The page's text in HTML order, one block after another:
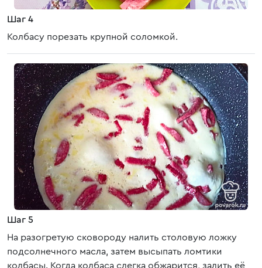
Шаг 4
Колбасу порезать крупной соломкой.
Шаг 5
На разогретую сковороду налить столовую ложку
подсолнечного масла, затем высыпать ломтики
колбасы. Когда колбаса слегка обжарится, залить её